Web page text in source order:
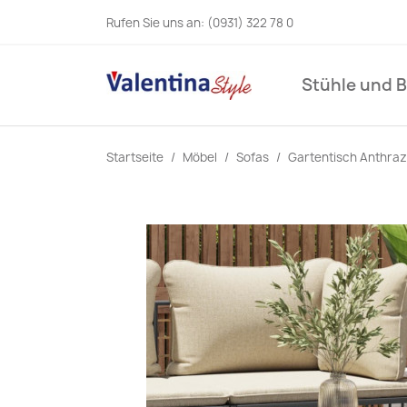
Rufen Sie uns an: (0931) 322 78 0
Stühle und
Startseite Möbel Sofas Gartentisch